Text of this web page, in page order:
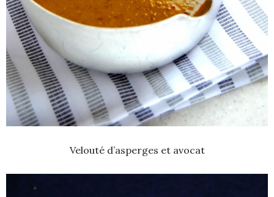
Velouté d’asperges et avocat